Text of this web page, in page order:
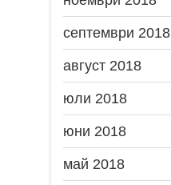
септември 2018
август 2018
юли 2018
юни 2018
май 2018